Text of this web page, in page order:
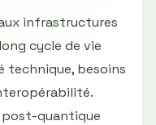
infrastructures
cycle de vie
technique, besoins
quantique